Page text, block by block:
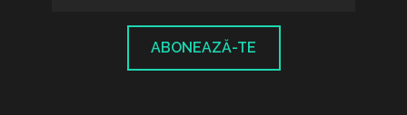
ABONEAZĂ-TE